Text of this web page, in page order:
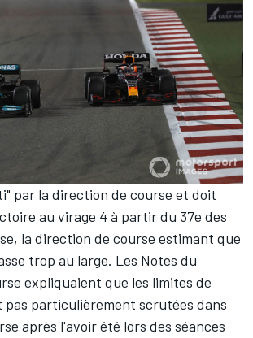
par la direction de course et doit
au virage 4 à partir du 37e des
la direction de course estimant que
trop au large. Les Notes du
expliquaient que les limites de
pas particulièrement scrutées dans
après l'avoir été lors des séances